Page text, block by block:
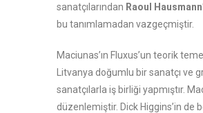
sanatçılarından Raoul Hausmann
bu tanımlamadan vazgeçmiştir.
Maciunas’ın Fluxus’un teorik
Litvanya doğumlu bir sanatçı ve
sanatçılarla iş birliği yapmıştır.
düzenlemiştir. Dick Higgins’in de